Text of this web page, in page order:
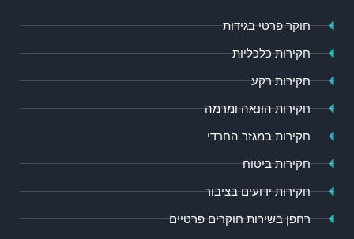
חוקר פרטי בגידות
חקירות כלכליות
חקירות רקע
חקירות הונאה ומרמה
חקירות במגזר החרדי
חקירות ביטוח
חקירות ידועים בציבור
רחפן בשירות חוקרים פרטיים